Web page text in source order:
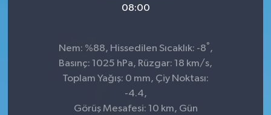
08:00
Nem: %88, Hissedilen Sıcaklık: -8° ,
Basınç: 1025 hPa, Rüzgar: 18 km/s,
Toplam Yağış: 0 mm, Çiy Noktası:
-4.4,
Görüş Mesafesi: 10 km, Gün